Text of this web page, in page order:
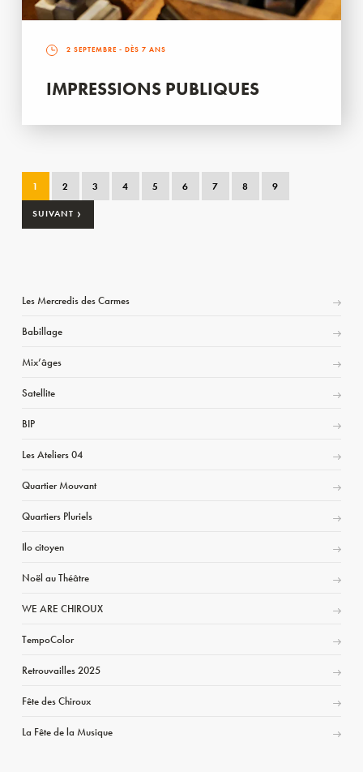
2 SEPTEMBRE - DÈS 7 ANS
IMPRESSIONS PUBLIQUES
1 2 3 4 5 6 7 8 9
SUIVANT ›
Les Mercredis des Carmes
Babillage
Mix’âges
Satellite
BIP
Les Ateliers 04
Quartier Mouvant
Quartiers Pluriels
Ilo citoyen
Noël au Théâtre
WE ARE CHIROUX
TempoColor
Retrouvailles 2025
Fête des Chiroux
La Fête de la Musique